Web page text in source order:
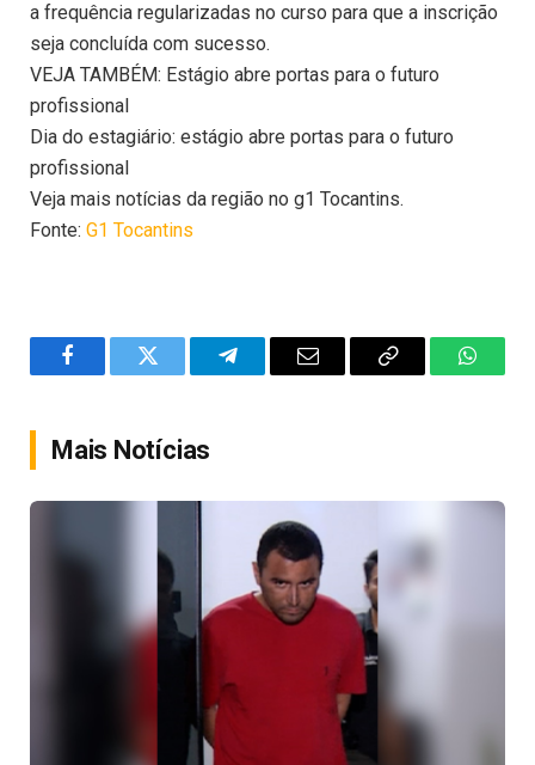
a frequência regularizadas no curso para que a inscrição
seja concluída com sucesso.
VEJA TAMBÉM: Estágio abre portas para o futuro
profissional
Dia do estagiário: estágio abre portas para o futuro
profissional
Veja mais notícias da região no g1 Tocantins.
Fonte: G1 Tocantins
FacebookTwitter TelegramEmail
Copy
Mais Notícias